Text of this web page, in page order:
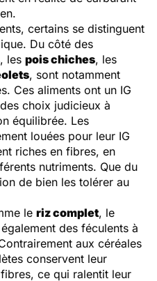
certains se distinguent
Du côté des
, les pois chiches, les
, sont notamment
Ces aliments ont un IG
choix judicieux à
équilibrée. Les
louées pour leur IG
riches en fibres, en
nutriments. Que du
de bien les tolérer au
le riz complet, le
des féculents à
aux céréales
conservent leur
ce qui ralentit leur